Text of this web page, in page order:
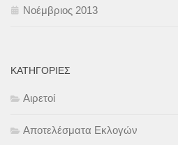
Νοέμβριος 2013
KΑΤΗΓΟΡΊΕΣ
Αιρετοί
Αποτελέσματα Εκλογών